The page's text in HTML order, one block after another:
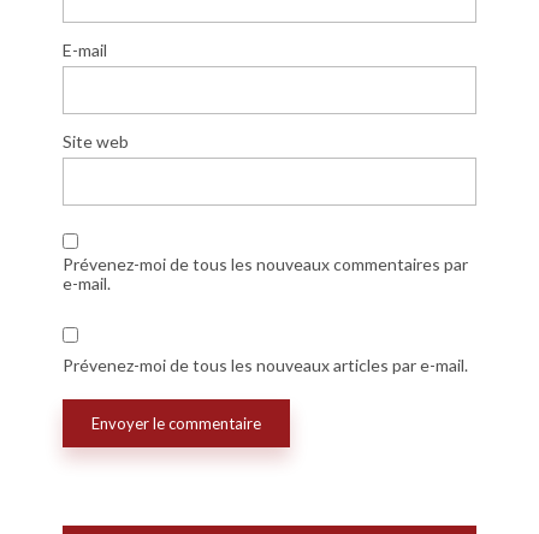
E-mail
Site web
Prévenez-moi de tous les nouveaux commentaires par
e-mail.
Prévenez-moi de tous les nouveaux articles par e-mail.